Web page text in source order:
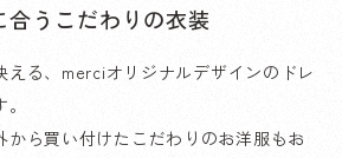
合うこだわりの衣装
える、merciオリジナルデザインのドレ
から買い付けたこだわりのお洋服もお